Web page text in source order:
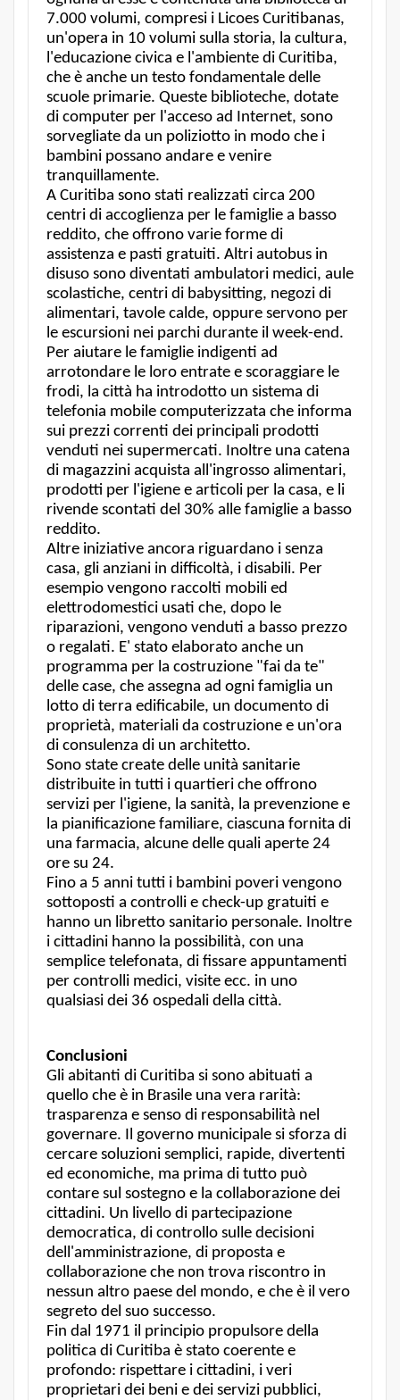
7.000 volumi, compresi i Licoes Curitibanas,
un'opera in 10 volumi sulla storia, la cultura,
l'educazione civica e l'ambiente di Curitiba,
che è anche un testo fondamentale delle
scuole primarie. Queste biblioteche, dotate
di computer per l'acceso ad Internet, sono
sorvegliate da un poliziotto in modo che i
bambini possano andare e venire
tranquillamente.
A Curitiba sono stati realizzati circa 200
centri di accoglienza per le famiglie a basso
reddito, che offrono varie forme di
assistenza e pasti gratuiti. Altri autobus in
disuso sono diventati ambulatori medici, aule
scolastiche, centri di babysitting, negozi di
alimentari, tavole calde, oppure servono per
le escursioni nei parchi durante il week-end.
Per aiutare le famiglie indigenti ad
arrotondare le loro entrate e scoraggiare le
frodi, la città ha introdotto un sistema di
telefonia mobile computerizzata che informa
sui prezzi correnti dei principali prodotti
venduti nei supermercati. Inoltre una catena
di magazzini acquista all'ingrosso alimentari,
prodotti per l'igiene e articoli per la casa, e li
rivende scontati del 30% alle famiglie a basso
reddito.
Altre iniziative ancora riguardano i senza
casa, gli anziani in difficoltà, i disabili. Per
esempio vengono raccolti mobili ed
elettrodomestici usati che, dopo le
riparazioni, vengono venduti a basso prezzo
o regalati. E' stato elaborato anche un
programma per la costruzione "fai da te"
delle case, che assegna ad ogni famiglia un
lotto di terra edificabile, un documento di
proprietà, materiali da costruzione e un'ora
di consulenza di un architetto.
Sono state create delle unità sanitarie
distribuite in tutti i quartieri che offrono
servizi per l'igiene, la sanità, la prevenzione e
la pianificazione familiare, ciascuna fornita di
una farmacia, alcune delle quali aperte 24
ore su 24.
Fino a 5 anni tutti i bambini poveri vengono
sottoposti a controlli e check-up gratuiti e
hanno un libretto sanitario personale. Inoltre
i cittadini hanno la possibilità, con una
semplice telefonata, di fissare appuntamenti
per controlli medici, visite ecc. in uno
qualsiasi dei 36 ospedali della città.
Conclusioni
Gli abitanti di Curitiba si sono abituati a
quello che è in Brasile una vera rarità:
trasparenza e senso di responsabilità nel
governare. Il governo municipale si sforza di
cercare soluzioni semplici, rapide, divertenti
ed economiche, ma prima di tutto può
contare sul sostegno e la collaborazione dei
cittadini. Un livello di partecipazione
democratica, di controllo sulle decisioni
dell'amministrazione, di proposta e
collaborazione che non trova riscontro in
nessun altro paese del mondo, e che è il vero
segreto del suo successo.
Fin dal 1971 il principio propulsore della
politica di Curitiba è stato coerente e
profondo: rispettare i cittadini, i veri
proprietari dei beni e dei servizi pubblici,